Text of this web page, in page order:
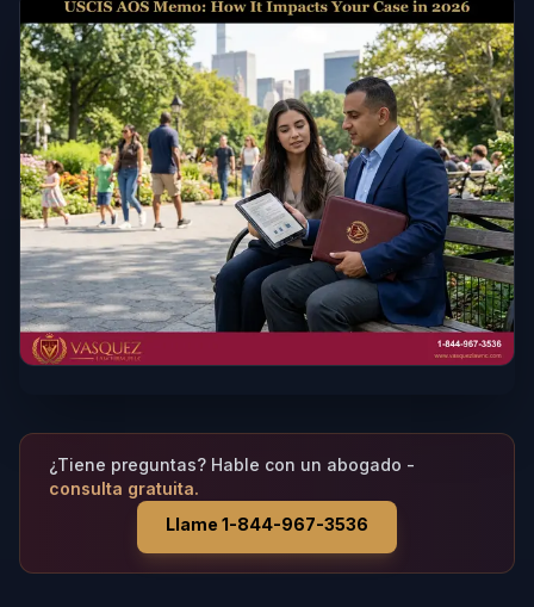
¿Tiene preguntas? Hable con un abogado -
consulta gratuita.
Llame 1-844-967-3536